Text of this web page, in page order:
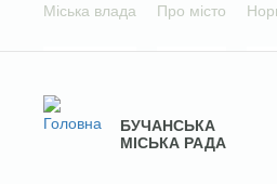
Міська влада Про місто
БУЧАНСЬКА
МІСЬКА РАДА